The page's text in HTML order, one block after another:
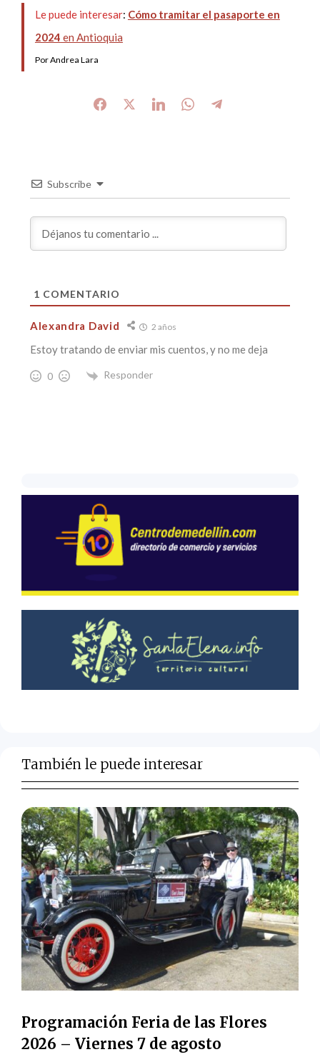
Le puede interesar: Cómo tramitar el pasaporte en
2024 en Antioquia
Por Andrea Lara
Subscribe
1 COMENTARIO
Alexandra David 2 años
Estoy tratando de enviar mis cuentos, y no me deja
0 Responder
También le puede interesar
Programación Feria de las Flores
2026 – Viernes 7 de agosto